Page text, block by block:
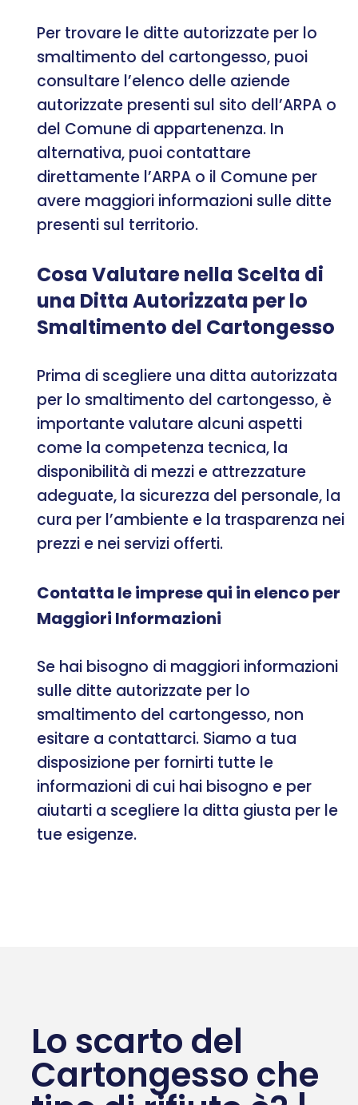
Per trovare le ditte autorizzate per lo
smaltimento del cartongesso, puoi
consultare l’elenco delle aziende
autorizzate presenti sul sito dell’ARPA o
del Comune di appartenenza. In
alternativa, puoi contattare
direttamente l’ARPA o il Comune per
avere maggiori informazioni sulle ditte
presenti sul territorio.
Cosa Valutare nella Scelta di
una Ditta Autorizzata per lo
Smaltimento del Cartongesso
Prima di scegliere una ditta autorizzata
per lo smaltimento del cartongesso, è
importante valutare alcuni aspetti
come la competenza tecnica, la
disponibilità di mezzi e attrezzature
adeguate, la sicurezza del personale, la
cura per l’ambiente e la trasparenza nei
prezzi e nei servizi offerti.
Contatta le imprese qui in elenco per
Maggiori Informazioni
Se hai bisogno di maggiori informazioni
sulle ditte autorizzate per lo
smaltimento del cartongesso, non
esitare a contattarci. Siamo a tua
disposizione per fornirti tutte le
informazioni di cui hai bisogno e per
aiutarti a scegliere la ditta giusta per le
tue esigenze.
Lo scarto del
Cartongesso che